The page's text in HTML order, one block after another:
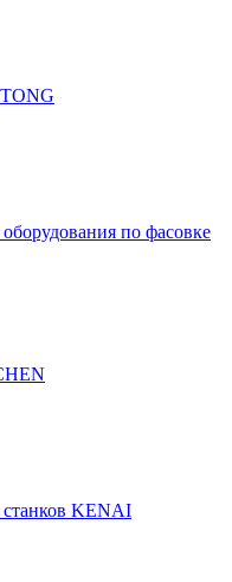
по фасовке
станков KENAI